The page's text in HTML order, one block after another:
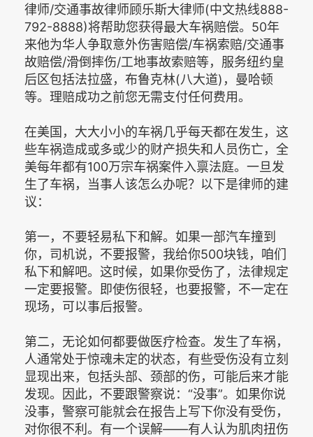
律师/交通事故律师顾乐斯大律师(中文热线888-
792-8888)将帮助您获得最大车祸赔偿。50年
来他为华人争取意外伤害赔偿/车祸索赔/交通事
故赔偿/滑倒摔伤/工地事故索赔等，服务纽约皇
后区包括法拉盛，布鲁克林(八大道)，曼哈顿
等。理赔成功之前您无需支付任何费用。
在美国，大大小小的车祸几乎每天都在发生，这
些车祸造成或多或少的财产损失和人员伤亡，全
美每年都有100万宗车祸案件入禀法庭。一旦发
生了车祸，当事人该怎么办呢？以下是律师的建
议：
第一，不要轻易私下和解。如果一部汽车撞到
你，司机说，不要报警，我给你500块钱，咱们
私下和解吧。这时候，如果你受伤了，法律规定
一定要报警。即使伤很轻，也要报警，不一定在
现场，可以事后报警。
第二，无论如何都要做医疗检查。发生了车祸，
人通常处于惊魂未定的状态，有些受伤没有立刻
显现出来，包括头部、颈部的伤，可能后来才能
发现。因此，不要跟警察说：“没事”。如果你说
没事，警察可能就会在报告上写下你没有受伤，
对你很不利。有一个误解——有人认为肌肉扭伤